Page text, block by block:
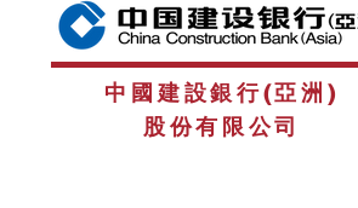
中國建設銀行(亞洲)
股份有限公司